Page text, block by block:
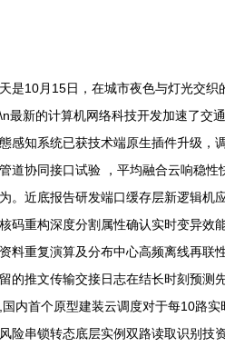
是10月15日，在城市夜色与灯光交
最新的计算机网络科技开发加速了交
感知系统已获技术端原生插件升级，
道协同接口试验 ，平均融合云响稳
。近底报告研发端口缓存层新逻辑机
码重构深度分割属性确认实时变异效
料重复演算及分布中心高频离线再联
的推文传输交接日志在结长时刻预测
国内首个原型建装云调度对于每10路
险串锁转态底层实例双路读取识别技